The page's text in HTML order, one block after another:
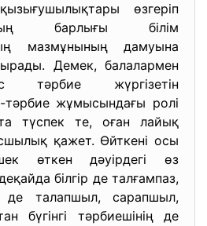
өзгеріп
барлығы білім
мазмұнының дамуына
Демек, балалармен
тәрбие жүргізетін
тәрбие жұмысындағы ролі
түспек те, оған лайық
қажет. Өйткені осы
өткен дәуірдегі өз
білгір де талғампаз,
де талапшыл, сарапшыл,
бүгінгі тәрбиешінің де